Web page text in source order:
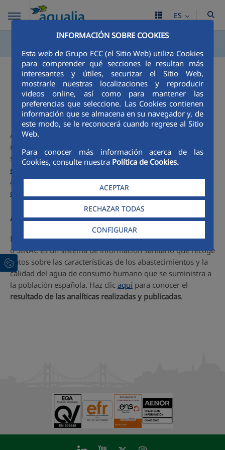
INFORMACIÓN SOBRE COOKIES
Esta web de Grupo FCC (el Sitio Web) utiliza Cookies
para comprender qué secciones le resultan más
interesantes y útiles, securizar el Sitio Web,
mostrarle nuestras localizaciones y reproducir
videos online, así como para mantener las
preferencias que seleccione. Las Cookies contienen
información que se almacena en su navegador y, de
este modo, se le reconocerá cuando regrese al Sitio
Web.
Para conocer más información acerca de las
Cookies, consulte nuestra Política de Cookies.
ACEPTAR
RECHAZAR TODAS
CONFIGURAR
ES
Calidad del agua
Aqualia, responsable de la gestión del agua de Nigrán,
realiza los análisis exigidos (de control, completos y otros)
segúnReal Decreto 3/2023 de 10 de enero, por el que se
establecen los criterios técnicos-sanitarios de la calidad del
agua de consumo, su control y suministro. Boletín Oficial
del Estado, núm. 9 de 11 de enero de 2023 (PDF, 857 KB)
Acceso a SINAC
El Sistema de Información Nacional de Agua de Consumo
o SINAC es un sistema de información sanitario que recoge
datos sobre las características de los abastecimientos y la
calidad del agua de consumo humano que se suministra a
la población española. Haz clic aquí para conocer el
resultado de las analíticas realizadas y publicadas.